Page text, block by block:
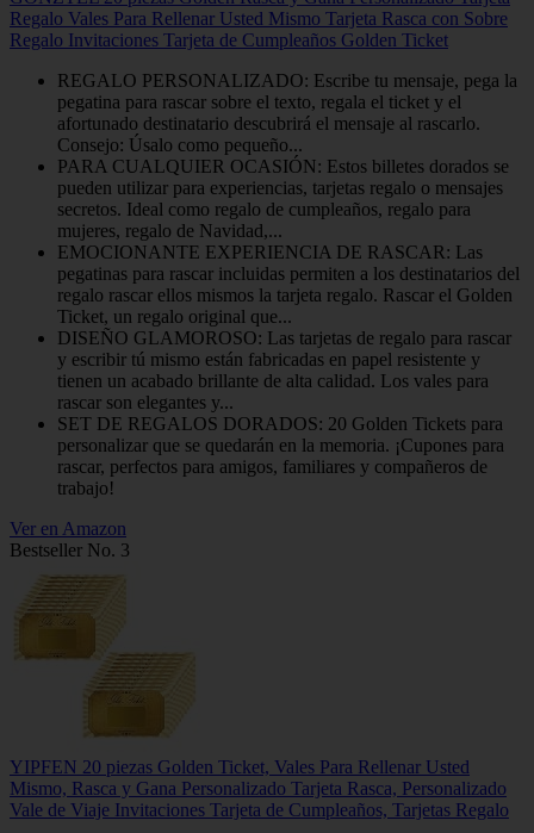
Regalo Vales Para Rellenar Usted Mismo Tarjeta Rasca con Sobre
Regalo Invitaciones Tarjeta de Cumpleaños Golden Ticket
REGALO PERSONALIZADO: Escribe tu mensaje, pega la
pegatina para rascar sobre el texto, regala el ticket y el
afortunado destinatario descubrirá el mensaje al rascarlo.
Consejo: Úsalo como pequeño...
PARA CUALQUIER OCASIÓN: Estos billetes dorados se
pueden utilizar para experiencias, tarjetas regalo o mensajes
secretos. Ideal como regalo de cumpleaños, regalo para
mujeres, regalo de Navidad,...
EMOCIONANTE EXPERIENCIA DE RASCAR: Las
pegatinas para rascar incluidas permiten a los destinatarios del
regalo rascar ellos mismos la tarjeta regalo. Rascar el Golden
Ticket, un regalo original que...
DISEÑO GLAMOROSO: Las tarjetas de regalo para rascar
y escribir tú mismo están fabricadas en papel resistente y
tienen un acabado brillante de alta calidad. Los vales para
rascar son elegantes y...
SET DE REGALOS DORADOS: 20 Golden Tickets para
personalizar que se quedarán en la memoria. ¡Cupones para
rascar, perfectos para amigos, familiares y compañeros de
trabajo!
Ver en Amazon
Bestseller No. 3
YIPFEN 20 piezas Golden Ticket, Vales Para Rellenar Usted
Mismo, Rasca y Gana Personalizado Tarjeta Rasca, Personalizado
Vale de Viaje Invitaciones Tarjeta de Cumpleaños, Tarjetas Regalo